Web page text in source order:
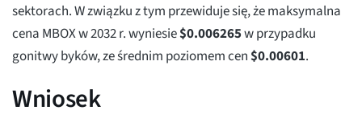
sektorach. W związku z tym przewiduje się, że maksymalna
cena MBOX w 2032 r. wyniesie$0.006265w przypadku
gonitwy byków, ze średnim poziomem cen$0.00601.
Wniosek